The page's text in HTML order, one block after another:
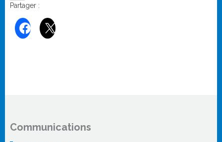
Partager :
Communications